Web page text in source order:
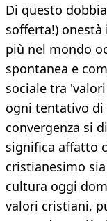
Di questo
sofferta!)
più nel mondo
spontanea e
sociale tra
ogni tentativo di
convergenza si
significa affatto
cristianesimo
cultura oggi
valori cristiani,